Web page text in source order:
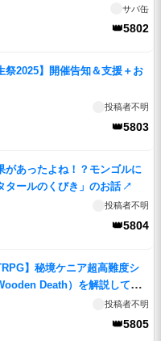
サバ缶
👑5802
祭2025】開催告知＆支援＋お
投稿者不明
👑5803
があったよね！？モンゴルに
タールのくびき」のお話 ↗
投稿者不明
👑5804
】秘境ケニア超高難度シ
Death）を解説してみ
投稿者不明
👑5805